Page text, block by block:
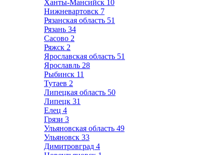
Ханты-Мансийск 10
Нижневартовск 7
Рязанская область 51
Рязань 34
Сасово 2
Ряжск 2
Ярославская область 51
Ярославль 28
Рыбинск 11
Тутаев 2
Липецкая область 50
Липецк 31
Елец 4
Грязи 3
Ульяновская область 49
Ульяновск 33
Димитровград 4